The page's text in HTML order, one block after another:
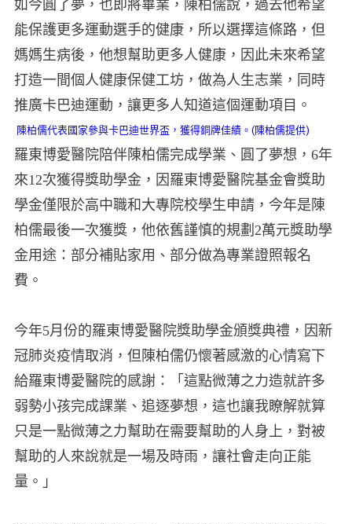
如今圓了夢，也即將畢業，陳柏儒說，過去他希望
能保護更多運動選手的健康，所以選擇這條路，但
媽媽生病後，他想幫助更多人健康，因此未來希望
打造一間個人健康保健工坊，做為人生志業，同時
推廣卡巴迪運動，讓更多人知道這個運動項目。
陳柏儒代表國家參與卡巴迪世界盃，獲得銅牌佳績。(陳柏儒提供)
羅東博愛醫院陪伴陳柏儒完成學業、圓了夢想，6年
來12次獲得獎助學金，因羅東博愛醫院基金會獎助
學金僅限於高中職和大專院校學生申請，今年是陳
柏儒最後一次獲獎，他依舊謹慎的規劃2萬元獎助學
金用途：部分補貼家用、部分做為專業證照報名
費。
今年5月份的羅東博愛醫院獎助學金頒獎典禮，因新
冠肺炎疫情取消，但陳柏儒仍懷著感激的心情寫下
給羅東博愛醫院的感謝：「這點微薄之力造就許多
弱勢小孩完成課業、追逐夢想，這也讓我瞭解就算
只是一點微薄之力幫助在需要幫助的人身上，對被
幫助的人來說就是一場及時雨，讓社會走向正能
量。」